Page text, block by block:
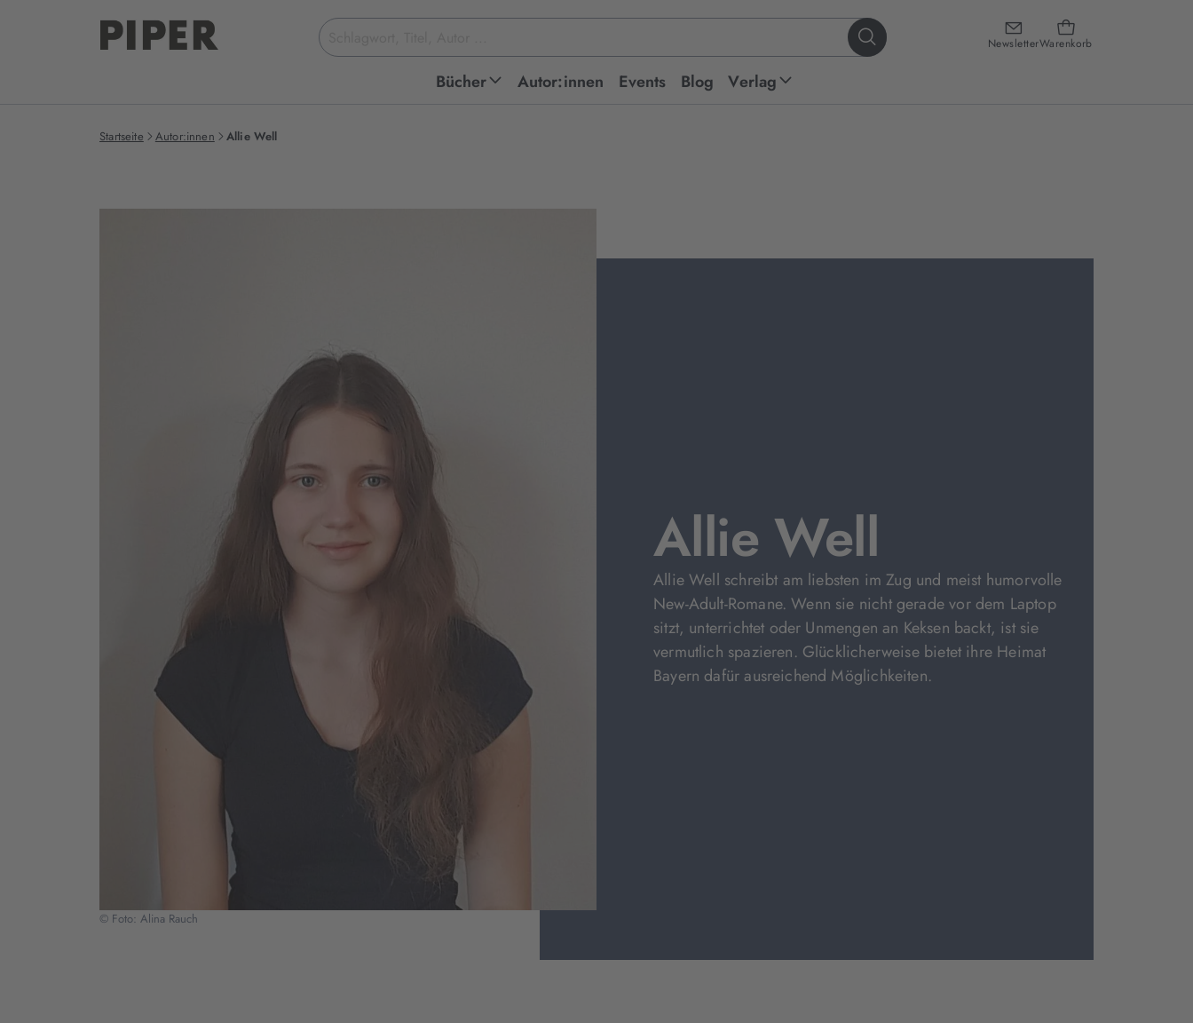
NewsletterWarenkorb
Suchbegriff
eingeben
Bücher Autor:innen Events Blog Verlag
Startseite Autor:innen Allie Well
© Foto: Alina Rauch
Allie Well
Allie Well schreibt am liebsten im Zug und meist humorvolle
New-Adult-Romane. Wenn sie nicht gerade vor dem Laptop
sitzt, unterrichtet oder Unmengen an Keksen backt, ist sie
vermutlich spazieren. Glücklicherweise bietet ihre Heimat
Bayern dafür ausreichend Möglichkeiten.